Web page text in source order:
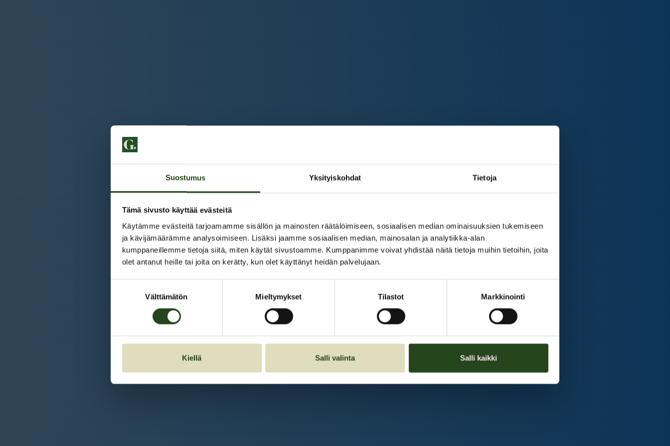
Suostumus Yksityiskohdat Tietoja
Tämä sivusto käyttää evästeitä
Käytämme evästeitä tarjoamamme sisällön ja mainosten räätälöimiseen, sosiaalisen median ominaisuuksien tukemiseen
ja kävijämäärämme analysoimiseen. Lisäksi jaamme sosiaalisen median, mainosalan ja analytiikka-alan
kumppaneillemme tietoja siitä, miten käytät sivustoamme. Kumppanimme voivat yhdistää näitä tietoja muihin tietoihin, joita
olet antanut heille tai joita on kerätty, kun olet käyttänyt heidän palvelujaan.
Välttämätön Mieltymykset Tilastot Markkinointi
Kiellä Salli valinta Salli kaikki
Kauppakeskus Grani
Intranet
Et ole kirjautunut sisään.Kirjaudu sisään